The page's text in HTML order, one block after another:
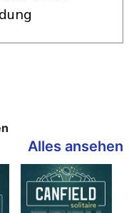
Alles ansehen